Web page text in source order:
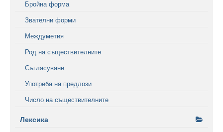
Бройна форма
Звателни форми
Междуметия
Род на съществителните
Съгласуване
Употреба на предлози
Число на съществителните
Лексика